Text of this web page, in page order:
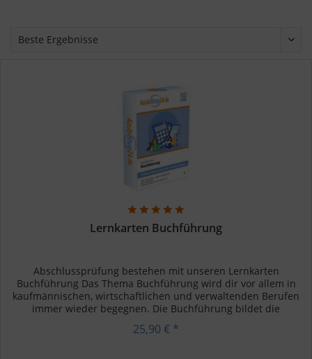
Lernkarten Buchführung
Abschlussprüfung bestehen mit unseren Lernkarten
Buchführung Das Thema Buchführung wird dir vor allem in
kaufmännischen, wirtschaftlichen und verwaltenden Berufen
immer wieder begegnen. Die Buchführung bildet die
Grundlage aller...
25,90 € *